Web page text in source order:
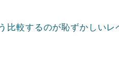
比較するのが恥ずかしいレ